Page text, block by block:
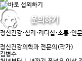
정신건강·심리·리더십·소통·인
정신건강의학과 전문의(작가)
김병수